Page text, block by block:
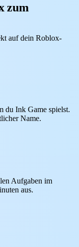
zum
auf dein Roblox-
du Ink Game spielst.
Name.
Aufgaben im
aus.